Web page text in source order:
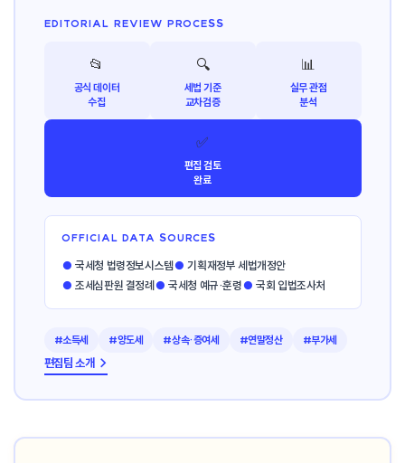
EDITORIAL REVIEW PROCESS
📂
공식 데이터
수집
🔍
세법 기준
교차검증
📊
실무 관점
분석
✅
편집 검토
완료
OFFICIAL DATA SOURCES
● 국세청 법령정보시스템● 기획재정부 세법개정안
● 조세심판원 결정례 ● 국세청 예규·훈령● 국회 입법조사처
#소득세 #양도세 #상속·증여세 #연말정산 #부가세
편집팀 소개 →